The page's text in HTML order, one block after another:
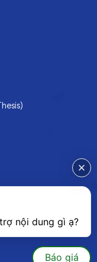
nội dung gì ạ?
Báo giá